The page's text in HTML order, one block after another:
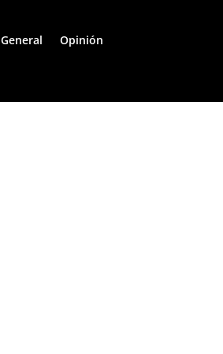
General Opinión